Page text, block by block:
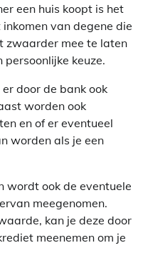
een huis koopt is het
van degene die
zwaarder mee te laten
keuze.
door de bank ook
worden ook
en of er eventueel
worden als je een
wordt ook de eventuele
meegenomen.
kan je deze door
meenemen om je